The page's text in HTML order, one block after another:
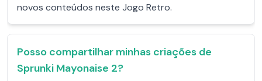
novos conteúdos neste Jogo Retro.
Posso compartilhar minhas criações de
Sprunki Mayonaise 2?